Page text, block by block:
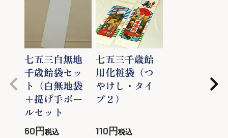
七五三白無地
千歳飴袋セッ
ト（白無地袋
+提げ手ボー
ルセット
60 税込
七五三千歳飴
用化粧袋（つ
やけし・タイ
プ２）
110 税込